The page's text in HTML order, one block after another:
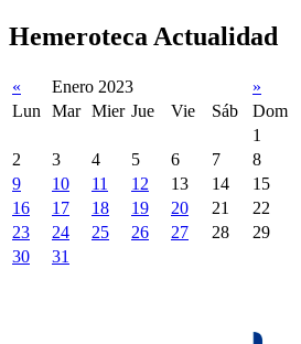
Hemeroteca Actualidad
« Enero 2023
»
Lun
Mar Mier Jue Vie Sáb
Dom
1
2
3 4 5 6 7
8
9
10 11 12 13 14
15
16
17 18 19 20 21
22
23
24 25 26 27 28
29
30
31